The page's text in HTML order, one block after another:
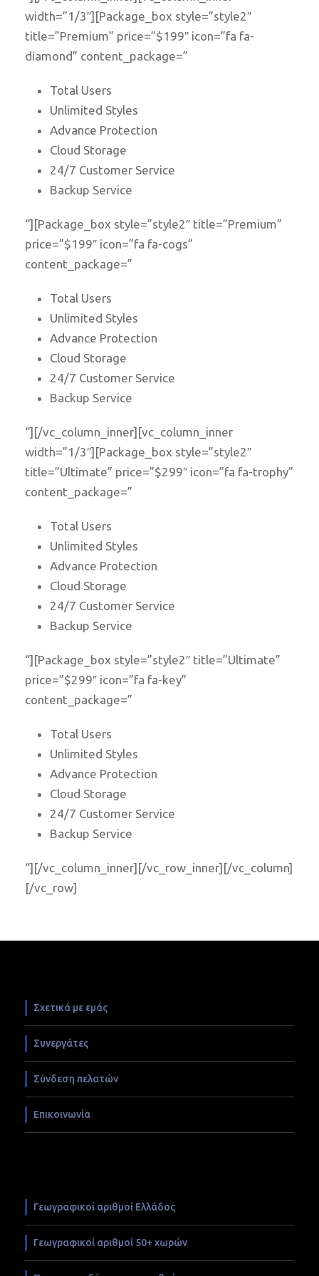
width=”1/3″][Package_box style=”style2″
title=”Premium” price=”$199″ icon=”fa fa-
diamond” content_package=”
Total Users
Unlimited Styles
Advance Protection
Cloud Storage
24/7 Customer Service
Backup Service
“][Package_box style=”style2″ title=”Premium”
price=”$199″ icon=”fa fa-cogs”
content_package=”
Total Users
Unlimited Styles
Advance Protection
Cloud Storage
24/7 Customer Service
Backup Service
“][/vc_column_inner][vc_column_inner
width=”1/3″][Package_box style=”style2″
title=”Ultimate” price=”$299″ icon=”fa fa-trophy”
content_package=”
Total Users
Unlimited Styles
Advance Protection
Cloud Storage
24/7 Customer Service
Backup Service
“][Package_box style=”style2″ title=”Ultimate”
price=”$299″ icon=”fa fa-key”
content_package=”
Total Users
Unlimited Styles
Advance Protection
Cloud Storage
24/7 Customer Service
Backup Service
“][/vc_column_inner][/vc_row_inner][/vc_column]
[/vc_row]
Σχετικά με εμάς
Συνεργάτες
Σύνδεση πελατών
Επικοινωνία
Γεωγραφικοί αριθμοί Ελλάδος
Γεωγραφικοί αριθμοί 50+ χωρών